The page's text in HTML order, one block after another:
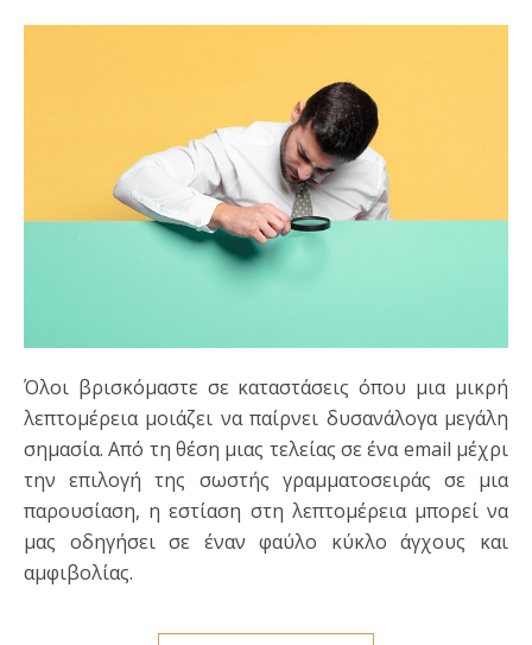
Όλοι βρισκόμαστε σε καταστάσεις όπου μια μικρή
λεπτομέρεια μοιάζει να παίρνει δυσανάλογα μεγάλη
σημασία. Από τη θέση μιας τελείας σε ένα email μέχρι
την επιλογή της σωστής γραμματοσειράς σε μια
παρουσίαση, η εστίαση στη λεπτομέρεια μπορεί να
μας οδηγήσει σε έναν φαύλο κύκλο άγχους και
αμφιβολίας.